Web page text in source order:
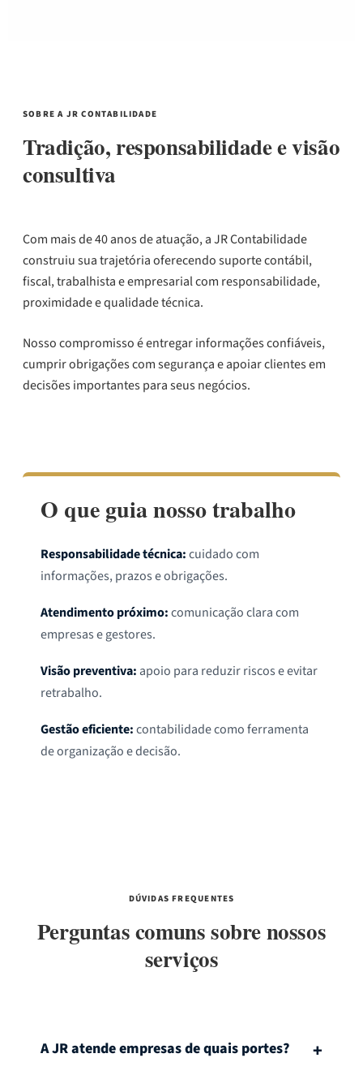
SOBRE A JR CONTABILIDADE
Tradição, responsabilidade e visão
consultiva
Com mais de 40 anos de atuação, a JR Contabilidade
construiu sua trajetória oferecendo suporte contábil,
fiscal, trabalhista e empresarial com responsabilidade,
proximidade e qualidade técnica.
Nosso compromisso é entregar informações confiáveis,
cumprir obrigações com segurança e apoiar clientes em
decisões importantes para seus negócios.
O que guia nosso trabalho
Responsabilidade técnica:cuidado com
informações, prazos e obrigações.
Atendimento próximo:comunicação clara com
empresas e gestores.
Visão preventiva: apoio para reduzir riscos e evitar
retrabalho.
Gestão eficiente:contabilidade como ferramenta
de organização e decisão.
DÚVIDAS FREQUENTES
Perguntas comuns sobre nossos
serviços
A JR atende empresas de quais portes?